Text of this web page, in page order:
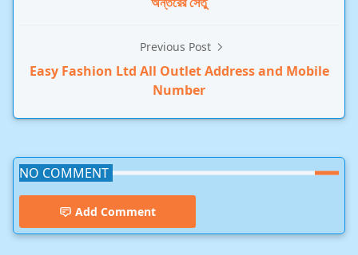
Previous Post
Easy Fashion Ltd All Outlet Address and Mobile
Number
NO COMMENT
Add Comment